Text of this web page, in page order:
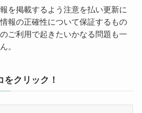
を掲載するよう注意を払い更新に
報の正確性について保証するもの
ご利用で起きたいかなる問題も一
。
をクリック！